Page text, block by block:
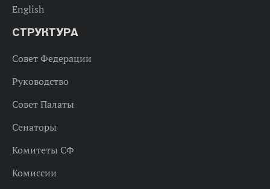
English
СТРУКТУРА
Совет Федерации
Руководство
Совет Палаты
Сенаторы
Комитеты СФ
Комиссии